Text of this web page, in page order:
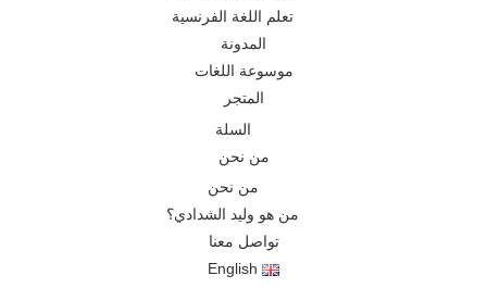
تعلم اللغة الفرنسية
المدونة
موسوعة اللغات
المتجر
السلة
من نحن
من نحن
من هو وليد الشدادي؟
تواصل معنا
English